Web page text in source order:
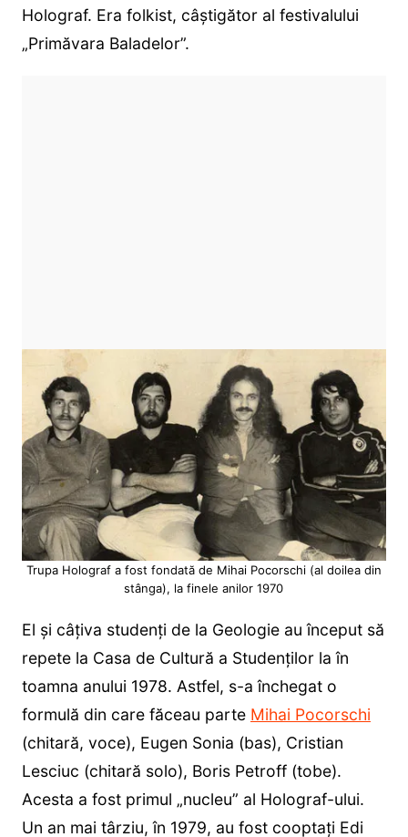
Holograf. Era folkist, câștigător al festivalului
„Primăvara Baladelor”.
Trupa Holograf a fost fondată de Mihai Pocorschi (al doilea din
stânga), la finele anilor 1970
El și câțiva studenți de la Geologie au început să
repete la Casa de Cultură a Studenților la în
toamna anului 1978. Astfel, s-a închegat o
formulă din care făceau parte Mihai Pocorschi
(chitară, voce), Eugen Sonia (bas), Cristian
Lesciuc (chitară solo), Boris Petroff (tobe).
Acesta a fost primul „nucleu” al Holograf-ului.
Un an mai târziu, în 1979, au fost cooptați Edi